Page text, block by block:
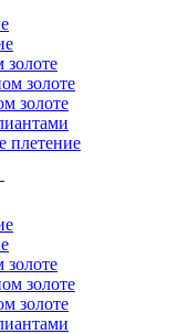
золоте
золоте
золоте
плетение
золоте
золоте
золоте